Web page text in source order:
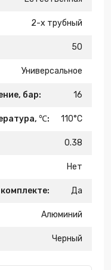
2-х трубный
50
Универсальное
бар: 16
℃: 110°C
0.38
Нет
Да
Алюминий
Черный